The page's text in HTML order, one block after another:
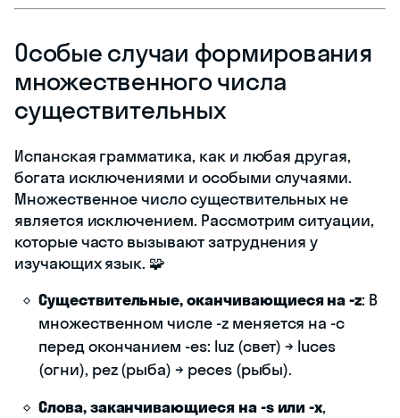
Особые случаи формирования
множественного числа
существительных
Испанская грамматика, как и любая другая,
богата исключениями и особыми случаями.
Множественное число существительных не
является исключением. Рассмотрим ситуации,
которые часто вызывают затруднения у
изучающих язык. 🧩
Существительные, оканчивающиеся на -z: В
множественном числе -z меняется на -c
перед окончанием -es: luz (свет) → luces
(огни), pez (рыба) → peces (рыбы).
Слова, заканчивающиеся на -s или -x,